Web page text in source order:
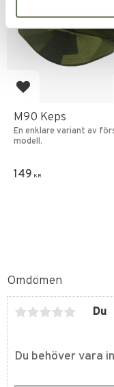
Omdömen
Du
Lägg till i favoriter
M90 Keps
En enklare variant av
modell.
149 KR